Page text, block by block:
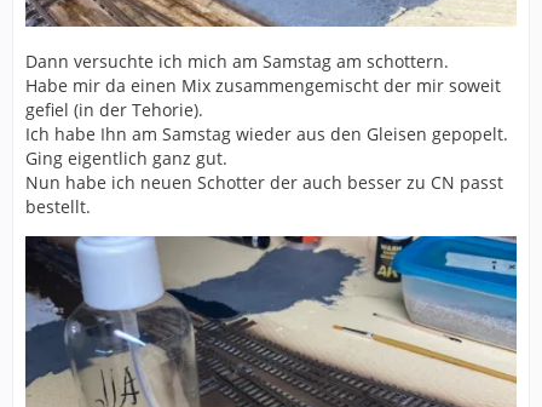
Dann versuchte ich mich am Samstag am schottern.
Habe mir da einen Mix zusammengemischt der mir soweit
gefiel (in der Tehorie).
Ich habe Ihn am Samstag wieder aus den Gleisen gepopelt.
Ging eigentlich ganz gut.
Nun habe ich neuen Schotter der auch besser zu CN passt
bestellt.